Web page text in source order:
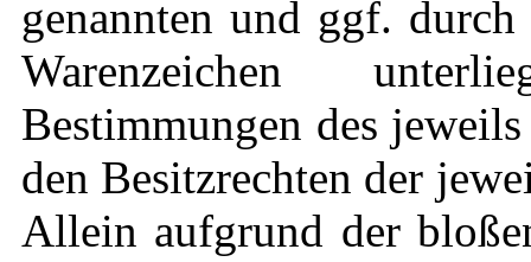
genannten und ggf.
Warenzeichen
Bestimmungen des
den Besitzrechten der
Allein aufgrund der